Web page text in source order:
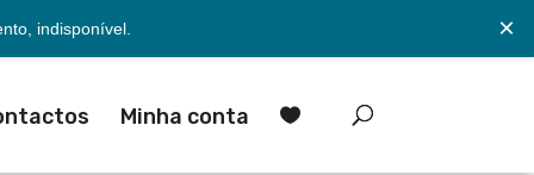
indisponível. ×
Minha conta 